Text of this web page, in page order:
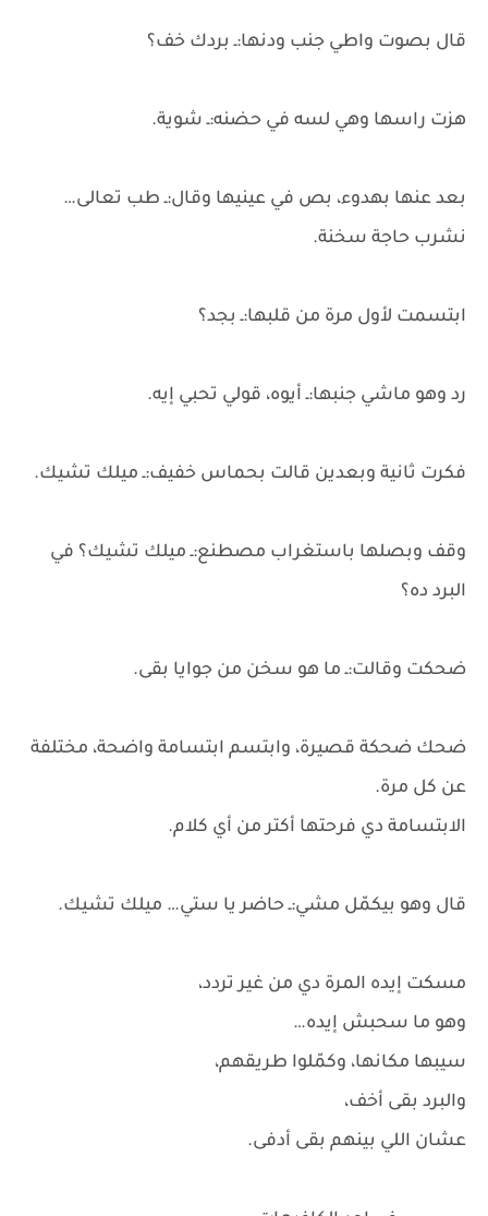
قال بصوت واطي جنب ودنها:ـ بردك خف؟
هزت راسها وهي لسه في حضنه:ـ شوية.
بعد عنها بهدوء، بص في عينيها وقال:ـ طب تعالى…
نشرب حاجة سخنة.
ابتسمت لأول مرة من قلبها:ـ بجد؟
رد وهو ماشي جنبها:ـ أيوه، قولي تحبي إيه.
فكرت ثانية وبعدين قالت بحماس خفيف:ـ ميلك تشيك.
وقف وبصلها باستغراب مصطنع:ـ ميلك تشيك؟ في
البرد ده؟
ضحكت وقالت:ـ ما هو سخن من جوايا بقى.
ضحك ضحكة قصيرة، وابتسم ابتسامة واضحة، مختلفة
عن كل مرة.
الابتسامة دي فرحتها أكتر من أي كلام.
قال وهو بيكمّل مشي:ـ حاضر يا ستي… ميلك تشيك.
مسكت إيده المرة دي من غير تردد،
وهو ما سحبش إيده…
سيبها مكانها، وكمّلوا طريقهم،
والبرد بقى أخف،
عشان اللي بينهم بقى أدفى.